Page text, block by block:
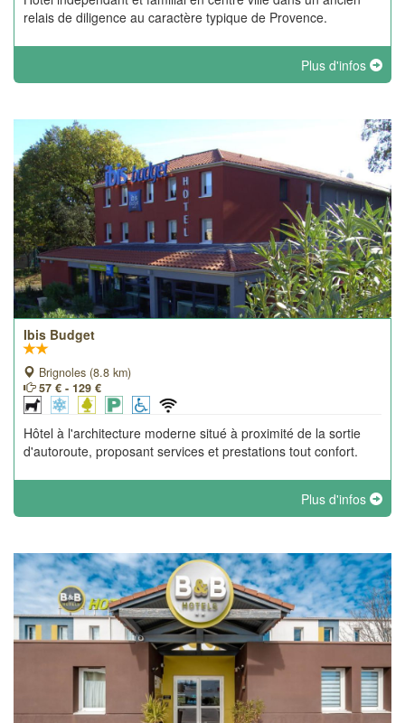
relais de diligence au caractère typique de Provence.
Plus d'infos
Ibis Budget
Brignoles (8.8 km)
57 € - 129 €
Hôtel à l'architecture moderne situé à proximité de la sortie
d'autoroute, proposant services et prestations tout confort.
Plus d'infos